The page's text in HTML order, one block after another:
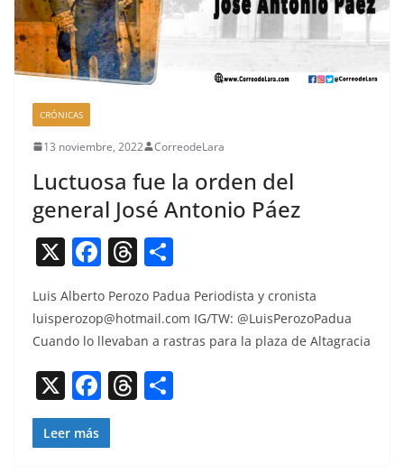
CRÓNICAS
13 noviembre, 2022 CorreodeLara
Luctuosa fue la orden del
general José Antonio Páez
X F
c
e
b
o
o
k
T
re
a
d
s
o
m
p
Luis Alber­to Per­o­zo Pad­ua Peri­odista y cro­nista
luisperozop@hotmail.com IG/TW: @LuisPerozoPadua
Cuan­do lo llev­a­ban a ras­tras para la plaza de Altagracia
X F
a
c
T
Leer más